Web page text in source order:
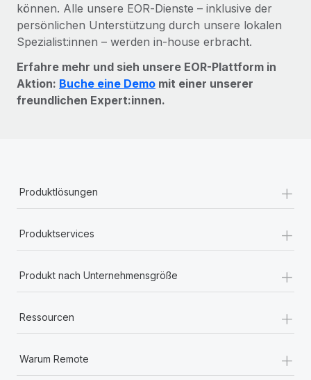
können. Alle unsere EOR‑Dienste – inklusive der
persönlichen Unterstützung durch unsere lokalen
Spezialist:innen – werden in-house erbracht.
Erfahre mehr und sieh unsere EOR-Plattform in
Aktion: Buche eine Demo mit einer unserer
freundlichen Expert:innen.
Produktlösungen +
Produktservices +
Produkt nach Unternehmensgröße +
Ressourcen +
Warum Remote +